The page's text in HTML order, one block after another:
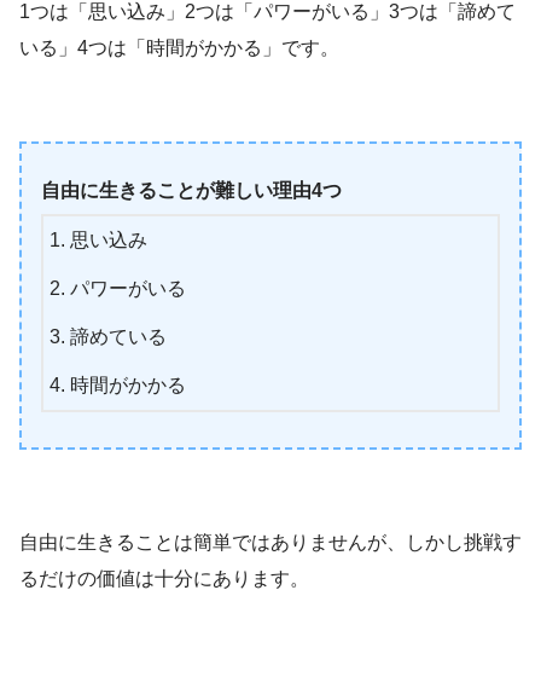
1つは「思い込み」2つは「パワーがいる」3つは「諦めて
いる」4つは「時間がかかる」です。
自由に生きることが難しい理由4つ
思い込み
パワーがいる
諦めている
時間がかかる
自由に生きることは簡単ではありませんが、しかし挑戦す
るだけの価値は十分にあります。